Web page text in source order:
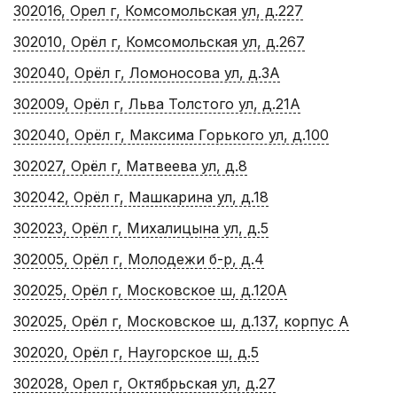
302016, Орел г, Комсомольская ул, д.227
302010, Орёл г, Комсомольская ул, д.267
302040, Орёл г, Ломоносова ул, д.3А
302009, Орёл г, Льва Толстого ул, д.21А
302040, Орёл г, Максима Горького ул, д.100
302027, Орёл г, Матвеева ул, д.8
302042, Орёл г, Машкарина ул, д.18
302023, Орёл г, Михалицына ул, д.5
302005, Орёл г, Молодежи б-р, д.4
302025, Орёл г, Московское ш, д.120А
302025, Орёл г, Московское ш, д.137, корпус А
302020, Орёл г, Наугорское ш, д.5
302028, Орел г, Октябрьская ул, д.27